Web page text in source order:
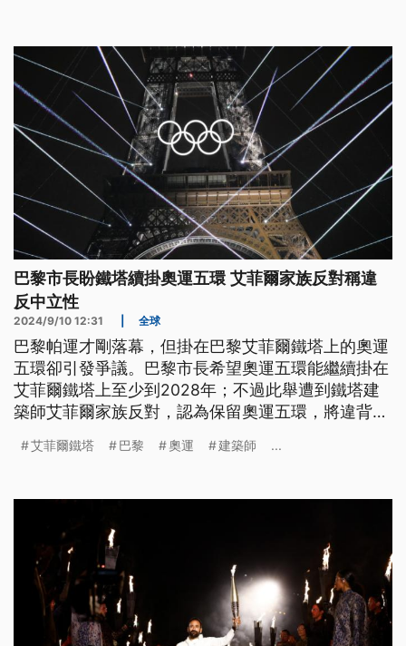
巴黎市長盼鐵塔續掛奧運五環 艾菲爾家族反對稱違
反中立性
2024/9/10 12:31 全球
巴黎帕運才剛落幕，但掛在巴黎艾菲爾鐵塔上的奧運
五環卻引發爭議。巴黎市長希望奧運五環能繼續掛在
艾菲爾鐵塔上至少到2028年；不過此舉遭到鐵塔建
築師艾菲爾家族反對，認為保留奧運五環，將違背艾
艾菲爾鐵塔 巴黎 奧運 建築師 ...